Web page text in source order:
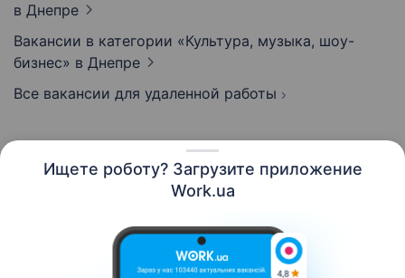
Ищете роботу? Загрузите приложение
Work.ua
в Днепре
Вакансии в категории «Культура, музыка, шоу-
бизнес» в Днепре
Все вакансии для удаленной работы